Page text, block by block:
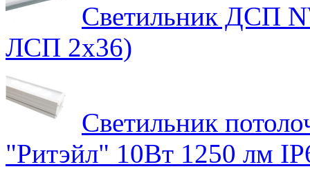
Светильник ДСП
ЛСП 2х36)
Светильник
"Ритэйл" 10Вт 1250 лм